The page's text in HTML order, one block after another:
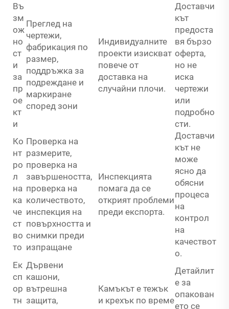
Въ
зм
ож
но
ст
и
за
пр
ое
кт
и
Преглед на
чертежи,
фабрикация по
размер,
поддръжка за
подреждане и
маркиране
според зони
Индивидуалните
проекти изискват
повече от
доставка на
случайни плочи.
Доставчи
кът
предоста
вя бързо
оферта,
но не
иска
чертежи
или
подробно
сти.
Ко
нт
ро
л
на
ка
че
ст
во
то
Проверка на
размерите,
проверка на
завършеността,
проверка на
количеството,
инспекция на
повърхността и
снимки преди
изпращане
Инспекцията
помага да се
открият проблеми
преди експорта.
Доставчи
кът не
може
ясно да
обясни
процеса
на
контрол
на
качествот
о.
Ек
сп
ор
тн
Дървени
кашони,
вътрешна
защита,
Камъкът е тежък
и крехък по време
Детайлит
е за
опакован
ето се